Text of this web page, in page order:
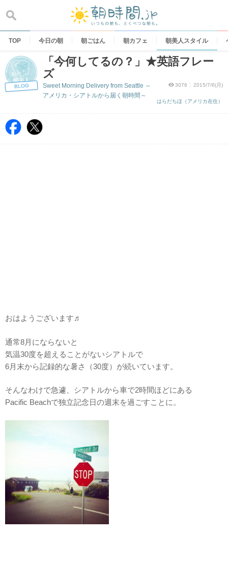
content
TOP 今日の朝 朝ごはん 朝カフェ 朝美人スタイル
BLOG
「今何してるの？」★英語フレー
ズ
3076 2015/7/6(月)
はらだちほ（アメリカ在住）
Sweet Morning Delivery from Seattle ～
アメリカ・シアトルから届く朝時間～
おはようございます♬
通常8月にならないと
気温30度を超えることがないシアトルで
6月末から記録的な暑さ（30度）が続いています。
そんなわけで急遽、シアトルから車で2時間ほどにある
Pacific Beachで独立記念日の週末を過ごすことに。